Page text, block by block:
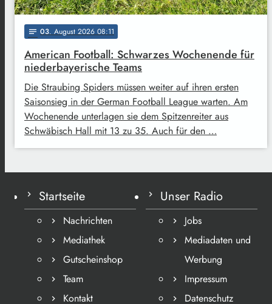
notes 03. August 2026 08:11
American Football: Schwarzes Wochenende für
niederbayerische Teams
Die Straubing Spiders müssen weiter auf ihren ersten
Saisonsieg in der German Football League warten. Am
Wochenende unterlagen sie dem Spitzenreiter aus
Schwäbisch Hall mit 13 zu 35. Auch für den …
Startseite
Nachrichten
Mediathek
Gutscheinshop
Team
Kontakt
Unser Radio
Jobs
Mediadaten und
Werbung
Impressum
Datenschutz